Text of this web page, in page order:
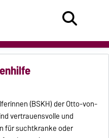
(BSKH) der Otto-von-
vertrauensvolle und
für suchtkranke oder